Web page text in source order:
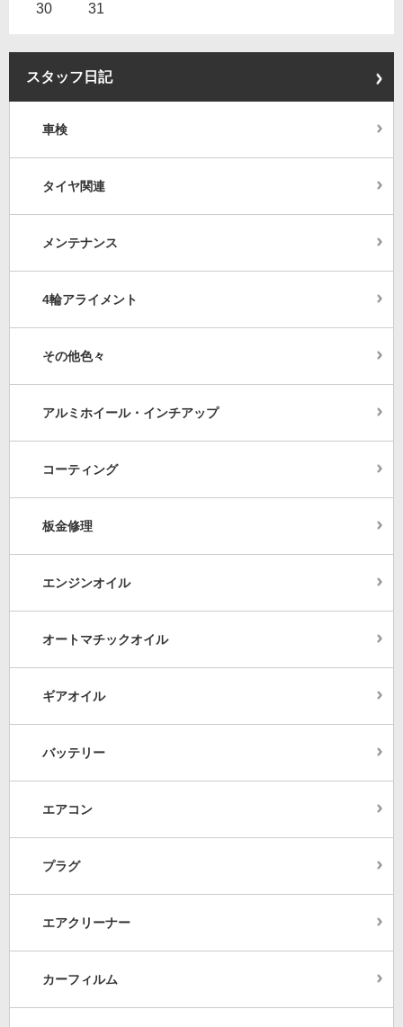
30 31
スタッフ日記
車検
タイヤ関連
メンテナンス
4輪アライメント
その他色々
アルミホイール・インチアップ
コーティング
板金修理
エンジンオイル
オートマチックオイル
ギアオイル
バッテリー
エアコン
プラグ
エアクリーナー
カーフィルム